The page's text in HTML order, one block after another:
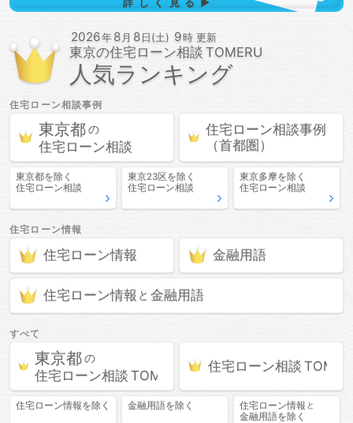
2026年8 月 8 日(土) 9時 更新
東京の住宅ローン相談
人気ランキング
住宅ローン相談事例
東京都 の
住宅ローン相談
住宅ローン相談事例
（首都圏）
東京都を除く
住宅ローン相談
東京23区を除く
住宅ローン相談
東京多摩を除く
住宅ローン相談
住宅ローン情報
住宅ローン情報 金融用語
住宅ローン情報 と 金融用語
すべて
東京都 の
住宅ローン相談
住宅ローン相談
住宅ローン情報を除く 金融用語を除く 住宅ローン情報 と
金融用語を除く